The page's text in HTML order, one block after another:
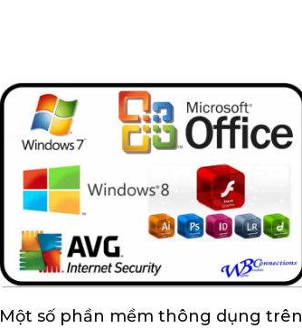
Một số phần mềm thông dụng trên